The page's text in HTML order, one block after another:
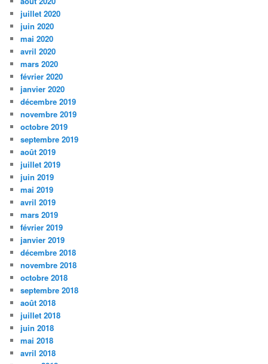
juillet 2020
juin 2020
mai 2020
avril 2020
mars 2020
février 2020
janvier 2020
décembre 2019
novembre 2019
octobre 2019
septembre 2019
août 2019
juillet 2019
juin 2019
mai 2019
avril 2019
mars 2019
février 2019
janvier 2019
décembre 2018
novembre 2018
octobre 2018
septembre 2018
août 2018
juillet 2018
juin 2018
mai 2018
avril 2018